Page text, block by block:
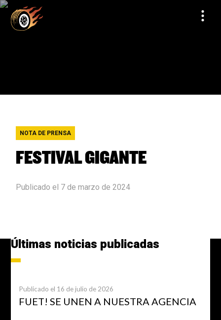
NOTA DE PRENSA
FESTIVAL GIGANTE
Publicado el 7 de marzo de 2024
Últimas noticias publicadas
Publicado el 16 de julio de 2026
FUET! SE UNEN A NUESTRA AGENCIA